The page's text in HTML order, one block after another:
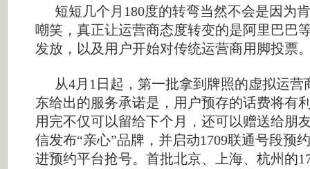
短短几个月180度的转弯当然不会是因为
嘲笑，真正让运营商态度转变的是阿里巴巴
发放，以及用户开始对传统运营商用脚投票
从4月1日起，第一批拿到牌照的虚拟运
东给出的服务承诺是，用户预存的话费将有
用完不仅可以留给下个月，还可以赠送给朋
信发布“亲心”品牌，并启动1709联通号段预
进预约平台抢号。首批北京、上海、杭州的